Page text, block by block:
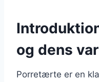
og dens
Porretærte er en